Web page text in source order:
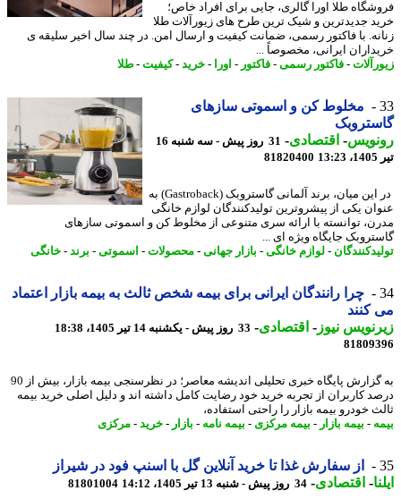
طلا اورا گالری، جایی برای افراد خاص؛
جدیدترین و شیک ترین طرح های زیورآلات طلا
با فاکتور رسمی، ضمانت کیفیت و ارسال امن. در چند سال اخیر سلیقه ی
ایرانی، مخصوصاً ...
-فاکتور رسمی-فاکتور-اورا-خرید- کیفیت-طلا
مخلوط کن و اسموتی سازهای
-اقتصادی-
31 روز پیش - سه شنبه 16
81820400
در این میان، برند آلمانی گاستروبک (Gastroback) به
یکی از پیشروترین تولیدکنندگان لوازم خانگی
توانسته با ارائه سری متنوعی از مخلوط کن و اسموتی سازهای
جایگاه ویژه ای ...
-لوازم خانگی-بازار جهانی-محصولات-اسموتی-برند - خانگی
چرا رانندگان ایرانی برای بیمه شخص ثالث به بیمه بازار اعتماد
کنند
نیوز-اقتصادی-33 روز پیش - یکشنبه 14 تیر 1405، 18:38
به گزارش پایگاه خبری تحلیلی اندیشه معاصر؛ در نظرسنجی بیمه بازار، بیش از 90
کاربران از تجربه خرید خود رضایت کامل داشته اند و دلیل اصلی خرید بیمه
خودرو بیمه بازار را راحتی استفاده،
-بیمه بازار - بیمه مرکزی - بیمه نامه -بازار - خرید- مرکزی
از سفارش غذا تا خرید آنلاین گل با اسنپ فود در شیراز
-اقتصادی-34 روز پیش - شنبه 13 تیر 1405، 14:12 81801004